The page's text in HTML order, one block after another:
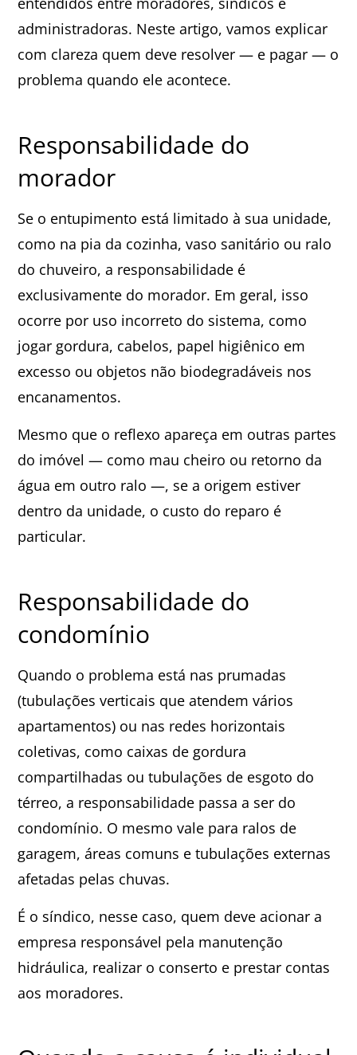
administradoras. Neste artigo, vamos explicar
com clareza quem deve resolver — e pagar — o
problema quando ele acontece.
Responsabilidade do
morador
Se o entupimento está limitado à sua unidade,
como na pia da cozinha, vaso sanitário ou ralo
do chuveiro, a responsabilidade é
exclusivamente do morador. Em geral, isso
ocorre por uso incorreto do sistema, como
jogar gordura, cabelos, papel higiênico em
excesso ou objetos não biodegradáveis nos
encanamentos.
Mesmo que o reflexo apareça em outras partes
do imóvel — como mau cheiro ou retorno da
água em outro ralo —, se a origem estiver
dentro da unidade, o custo do reparo é
particular.
Responsabilidade do
condomínio
Quando o problema está nas prumadas
(tubulações verticais que atendem vários
apartamentos) ou nas redes horizontais
coletivas, como caixas de gordura
compartilhadas ou tubulações de esgoto do
térreo, a responsabilidade passa a ser do
condomínio. O mesmo vale para ralos de
garagem, áreas comuns e tubulações externas
afetadas pelas chuvas.
É o síndico, nesse caso, quem deve acionar a
empresa responsável pela manutenção
hidráulica, realizar o conserto e prestar contas
aos moradores.